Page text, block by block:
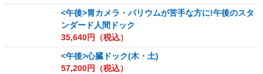
<午後>胃カメラ・バリウムが苦手な方に!午後のスタ
ンダード人間ドック
35,640円（税込）
<午後>心臓ドック(木・土)
57,200円（税込）